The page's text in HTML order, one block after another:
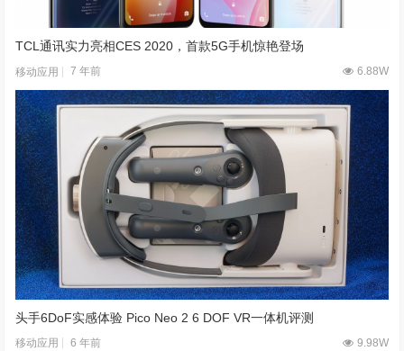
TCL通讯实力亮相CES 2020，首款5G手机惊艳登场
移动应用 7 年前 6.88W
头手6DoF实感体验 Pico Neo 2 6 DOF VR一体机评测
移动应用 6 年前 9.98W